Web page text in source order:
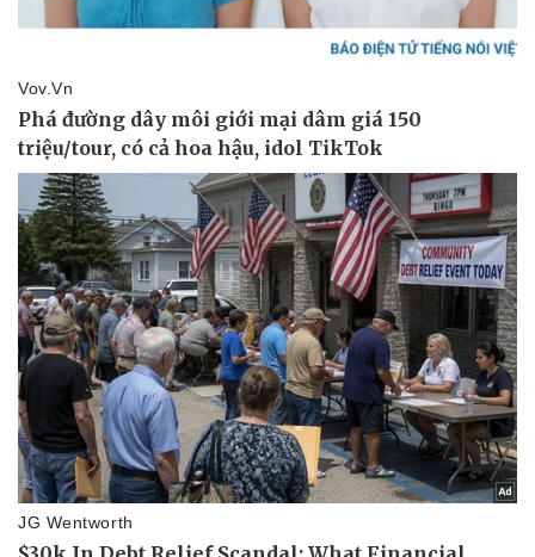
Lịch thi đấu bóng đá
Hậu trường
Xe máy
Tư vấn